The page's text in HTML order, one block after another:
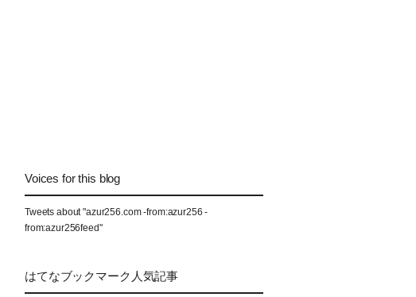
Voices for this blog
Tweets about "azur256.com -from:azur256 -
from:azur256feed"
はてなブックマーク人気記事